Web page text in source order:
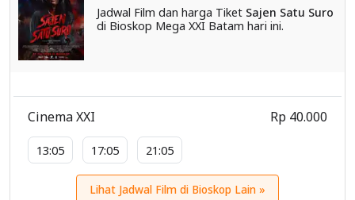
Jadwal Film dan harga Tiket Sajen Satu Suro
di Bioskop Mega XXI Batam hari ini.
Cinema XXI
13:05 17:05 21:05
Rp 40.000
Lihat Jadwal Film di Bioskop Lain »